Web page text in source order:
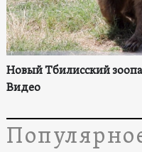
Новый Тбилисский
Видео